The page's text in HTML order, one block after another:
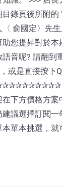
錄頁後所附的
俞國定〉先
您提昇對於
音呢? 請翻到
或是直接按下
下方價格方案
議選擇訂閱
單本挑選，就